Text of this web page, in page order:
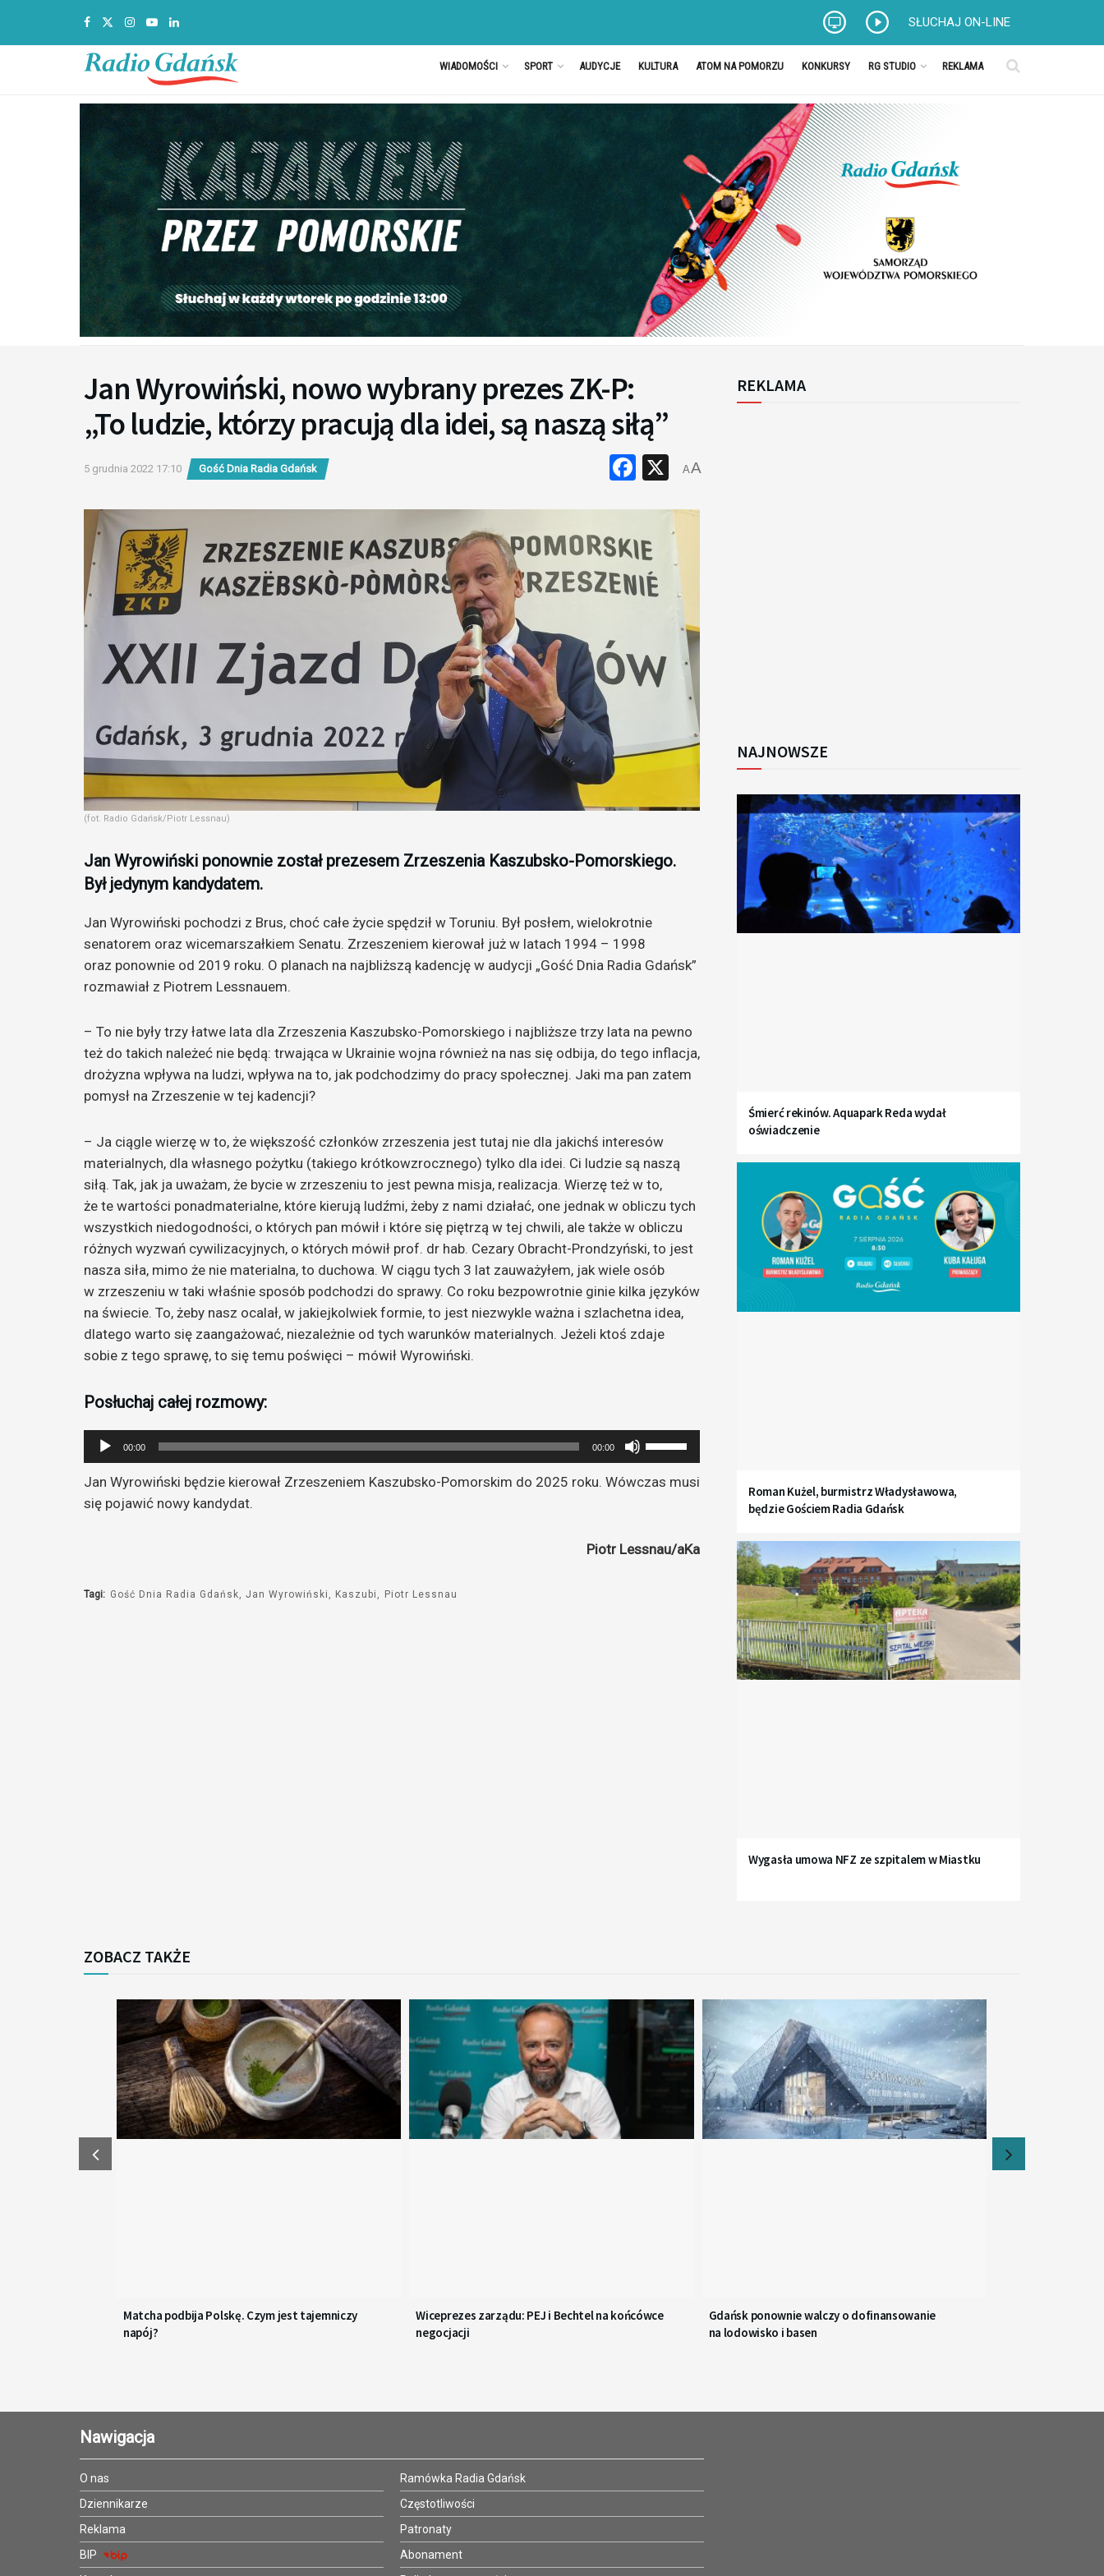
SŁUCHAJ ON-LINE
WIADOMOŚCI SPORT AUDYCJE KULTURA ATOM NA POMORZU KONKURSY RG STUDIO REKLAMA
Jan Wyrowiński, nowo wybrany prezes ZK-P:
„To ludzie, którzy pracują dla idei, są naszą siłą”
5 grudnia 2022 17:10 Gość Dnia Radia Gdańsk Facebook
X
AA
(fot. Radio Gdańsk/Piotr Lessnau)
Jan Wyrowiński ponownie został prezesem Zrzeszenia Kaszubsko-Pomorskiego.
Był jedynym kandydatem.
Jan Wyrowiński pochodzi z Brus, choć całe życie spędził w Toruniu. Był posłem, wielokrotnie
senatorem oraz wicemarszałkiem Senatu. Zrzeszeniem kierował już w latach 1994 – 1998
oraz ponownie od 2019 roku. O planach na najbliższą kadencję w audycji „Gość Dnia Radia Gdańsk”
rozmawiał z Piotrem Lessnauem.
– To nie były trzy łatwe lata dla Zrzeszenia Kaszubsko-Pomorskiego i najbliższe trzy lata na pewno
też do takich należeć nie będą: trwająca w Ukrainie wojna również na nas się odbija, do tego inflacja,
drożyzna wpływa na ludzi, wpływa na to, jak podchodzimy do pracy społecznej. Jaki ma pan zatem
pomysł na Zrzeszenie w tej kadencji?
– Ja ciągle wierzę w to, że większość członków zrzeszenia jest tutaj nie dla jakichś interesów
materialnych, dla własnego pożytku (takiego krótkowzrocznego) tylko dla idei. Ci ludzie są naszą
siłą. Tak, jak ja uważam, że bycie w zrzeszeniu to jest pewna misja, realizacja. Wierzę też w to,
że te wartości ponadmaterialne, które kierują ludźmi, żeby z nami działać, one jednak w obliczu tych
wszystkich niedogodności, o których pan mówił i które się piętrzą w tej chwili, ale także w obliczu
różnych wyzwań cywilizacyjnych, o których mówił prof. dr hab. Cezary Obracht-Prondzyński, to jest
nasza siła, mimo że nie materialna, to duchowa. W ciągu tych 3 lat zauważyłem, jak wiele osób
w zrzeszeniu w taki właśnie sposób podchodzi do sprawy. Co roku bezpowrotnie ginie kilka języków
na świecie. To, żeby nasz ocalał, w jakiejkolwiek formie, to jest niezwykle ważna i szlachetna idea,
dlatego warto się zaangażować, niezależnie od tych warunków materialnych. Jeżeli ktoś zdaje
sobie z tego sprawę, to się temu poświęci – mówił Wyrowiński.
Posłuchaj całej rozmowy:
Odtwarzacz
plików
dźwiękowych
00:00 00:00
strzałek
do
do
Jan Wyrowiński będzie kierował Zrzeszeniem Kaszubsko-Pomorskim do 2025 roku. Wówczas musi
się pojawić nowy kandydat.
Piotr Lessnau/aKa
Tagi: Gość Dnia Radia Gdańsk Jan Wyrowiński Kaszubi Piotr Lessnau
REKLAMA
NAJNOWSZE
Śmierć rekinów. Aquapark Reda wydał
oświadczenie
Roman Kużel, burmistrz Władysławowa,
będzie Gościem Radia Gdańsk
Wygasła umowa NFZ ze szpitalem w Miastku
ZOBACZ TAKŻE
Matcha podbija Polskę. Czym jest tajemniczy
napój?
Wiceprezes zarządu: PEJ i Bechtel na końcówce
negocjacji
Gdańsk ponownie walczy o dofinansowanie
na lodowisko i basen
Nawigacja
O nas
Dziennikarze
Reklama
BIP
Ramówka Radia Gdańsk
Częstotliwości
Patronaty
Abonament